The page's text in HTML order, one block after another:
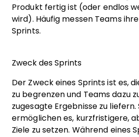
Produkt fertig ist (oder endlos
wird). Häufig messen Teams
Sprints.
Zweck des Sprints
Der Zweck eines Sprints ist es,
zu begrenzen und Teams dazu
zugesagte Ergebnisse zu liefern.
ermöglichen es, kurzfristigere,
Ziele zu setzen. Während eines